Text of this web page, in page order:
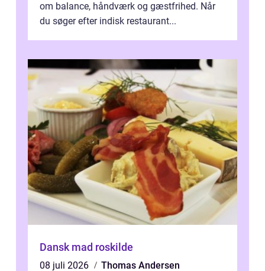
om balance, håndværk og gæstfrihed. Når
du søger efter indisk restaurant...
Dansk mad roskilde
08 juli 2026 Thomas Andersen